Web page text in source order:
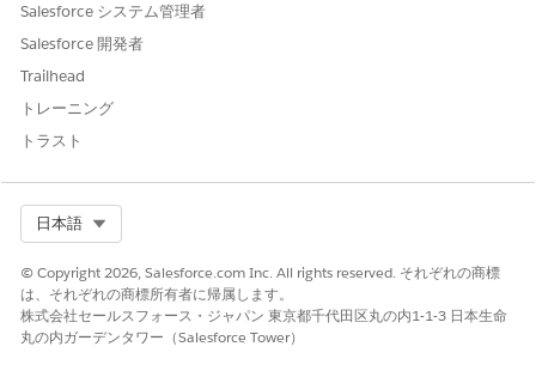
Salesforce システム管理者
Salesforce 開発者
Trailhead
トレーニング
トラスト
日本語
© Copyright 2026, Salesforce.com Inc. All rights reserved. それぞれの商標
は、それぞれの商標所有者に帰属します。
株式会社セールスフォース・ジャパン 東京都千代田区丸の内1-1-3 日本生命
丸の内ガーデンタワー（Salesforce Tower）